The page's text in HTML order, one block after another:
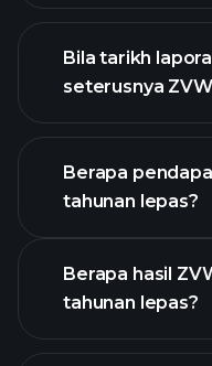
Bila tarikh
seterusnya
Berapa
tahunan lepas?
Berapa hasil
tahunan lepas?